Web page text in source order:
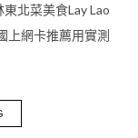
北菜美食Lay Lao
上網卡推薦用實測